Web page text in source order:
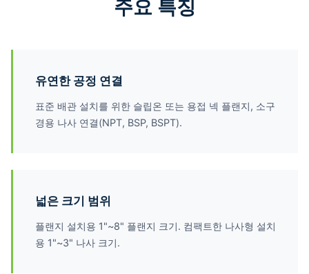
주요 특징
유연한 공정 연결
표준 배관 설치를 위한 슬립온 또는 용접 넥 플랜지, 소구
경용 나사 연결(NPT, BSP, BSPT).
넓은 크기 범위
플랜지 설치용 1"~8" 플랜지 크기. 컴팩트한 나사형 설치
용 1"~3" 나사 크기.